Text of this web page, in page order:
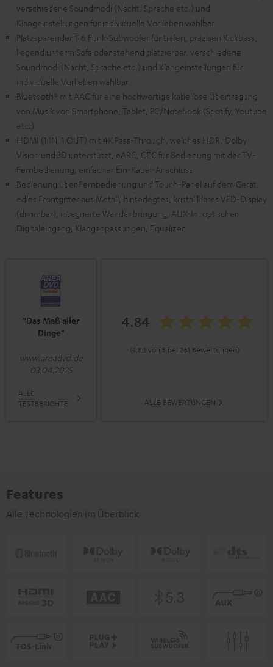
verschiedene Soundmodi (Nacht, Sprache etc.) und
Klangeinstellungen für individuelle Vorlieben wählbar
Platzsparender T 6 Funk-Subwoofer für tiefen, präzisen Kickbass,
liegend unterm Sofa oder stehend platzierbar, verschiedene
Soundmodi (Nacht, Sprache etc.) und Klangeinstellungen für
individuelle Vorlieben wählbar
Bluetooth® mit AAC für eine hochwertige kabellose Übertragung
von Musik von Smartphone, Tablet, PC/Notebook (Spotify, Youtube
etc.)
HDMI (1 IN, 1 OUT) mit 4K Pass-Through, welches HDR, Dolby
Vision und 3D unterstützt, eARC, CEC für Bedienung mit der TV-
Fernbedienung, einfacher Ein-Kabel-Anschluss
Bedienung über Fernbedienung und Touch-Panel auf dem Gerät,
edles Frontgitter aus Metall, hinterlegtes, kristallklares VFD-Display
(dimmbar), integrierte Wandanbringung, AUX-In, optischer
Digitaleingang, Klanganpassungen, Equalizer
"Das Maß aller
Dinge"
www.areadvd.de
03.04.2025
ALLE
TESTBERICHTE
4.84
(4.84 von 5 bei 261 Bewertungen)
ALLE BEWERTUNGEN
Features
Alle Technologien im Überblick